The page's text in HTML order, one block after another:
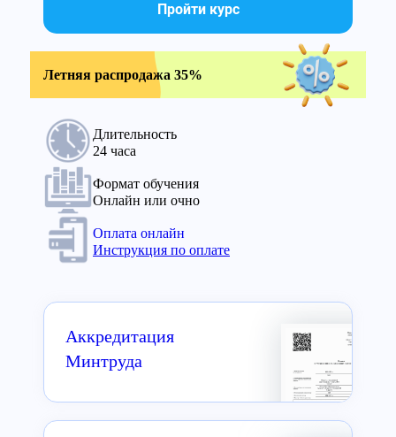
Пройти курс
Летняя распродажа 35%
Длительность
24 часа
Формат обучения
Онлайн или очно
Оплата онлайн
Инструкция по оплате
Аккредитация
Минтруда